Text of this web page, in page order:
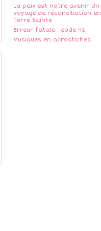
La paix est notre avenir Un
voyage de réconciliation en
Terre Sainte
Erreur fatale : code 42
Musiques en acrostiches